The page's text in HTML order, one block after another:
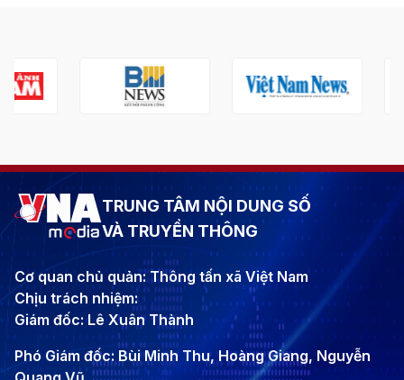
TRUNG TÂM NỘI DUNG SỐ
VÀ TRUYỀN THÔNG
Cơ quan chủ quản: Thông tấn xã Việt Nam
Chịu trách nhiệm:
Giám đốc: Lê Xuân Thành
Phó Giám đốc: Bùi Minh Thu, Hoàng Giang, Nguyễn